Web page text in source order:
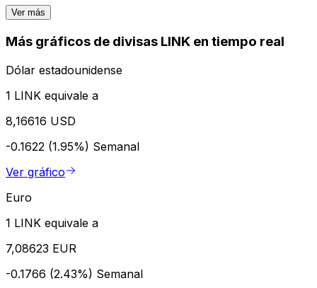
Ver más
Más gráficos de divisas LINK en tiempo real
Dólar estadounidense
1 LINK equivale a
8,16616 USD
-0.1622 (1.95%) Semanal
Ver gráfico
Euro
1 LINK equivale a
7,08623 EUR
-0.1766 (2.43%) Semanal